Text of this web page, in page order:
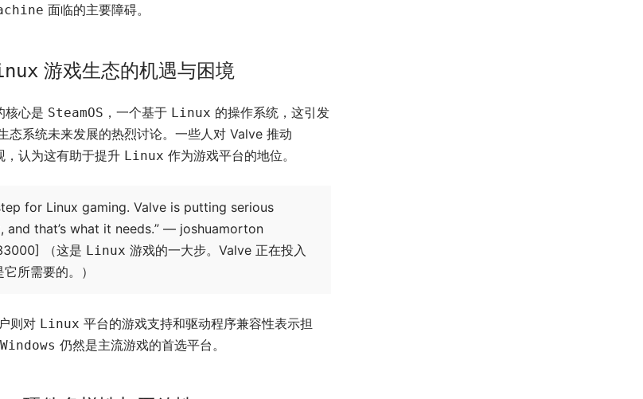
面临的主要障碍。
游戏生态的机遇与困境
核心是 SteamOS ，一个基于 Linux 的操作系统，这引发
态系统未来发展的热烈讨论。一些人对 Valve 推动
，认为这有助于提升 Linux 作为游戏平台的地位。
for Linux gaming. Valve is putting serious
and that’s what it needs.” — joshuamorton
（这是 Linux 游戏的一大步。Valve 正在投入
所需要的。）
则对 Linux 平台的游戏支持和驱动程序兼容性表示担
Windows 仍然是主流游戏的首选平台。